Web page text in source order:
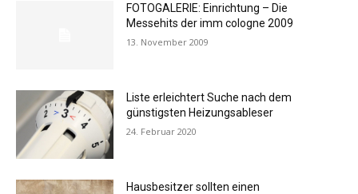
FOTOGALERIE: Einrichtung – Die
Messehits der imm cologne 2009
13. November 2009
Liste erleichtert Suche nach dem
günstigsten Heizungsableser
24. Februar 2020
Hausbesitzer sollten einen